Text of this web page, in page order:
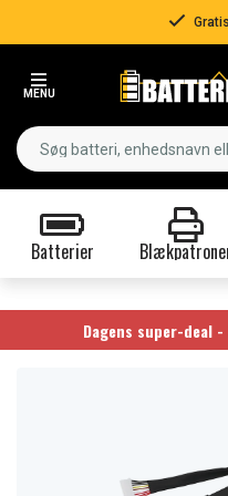
MENU
Batterier
9
Dagens super-deal